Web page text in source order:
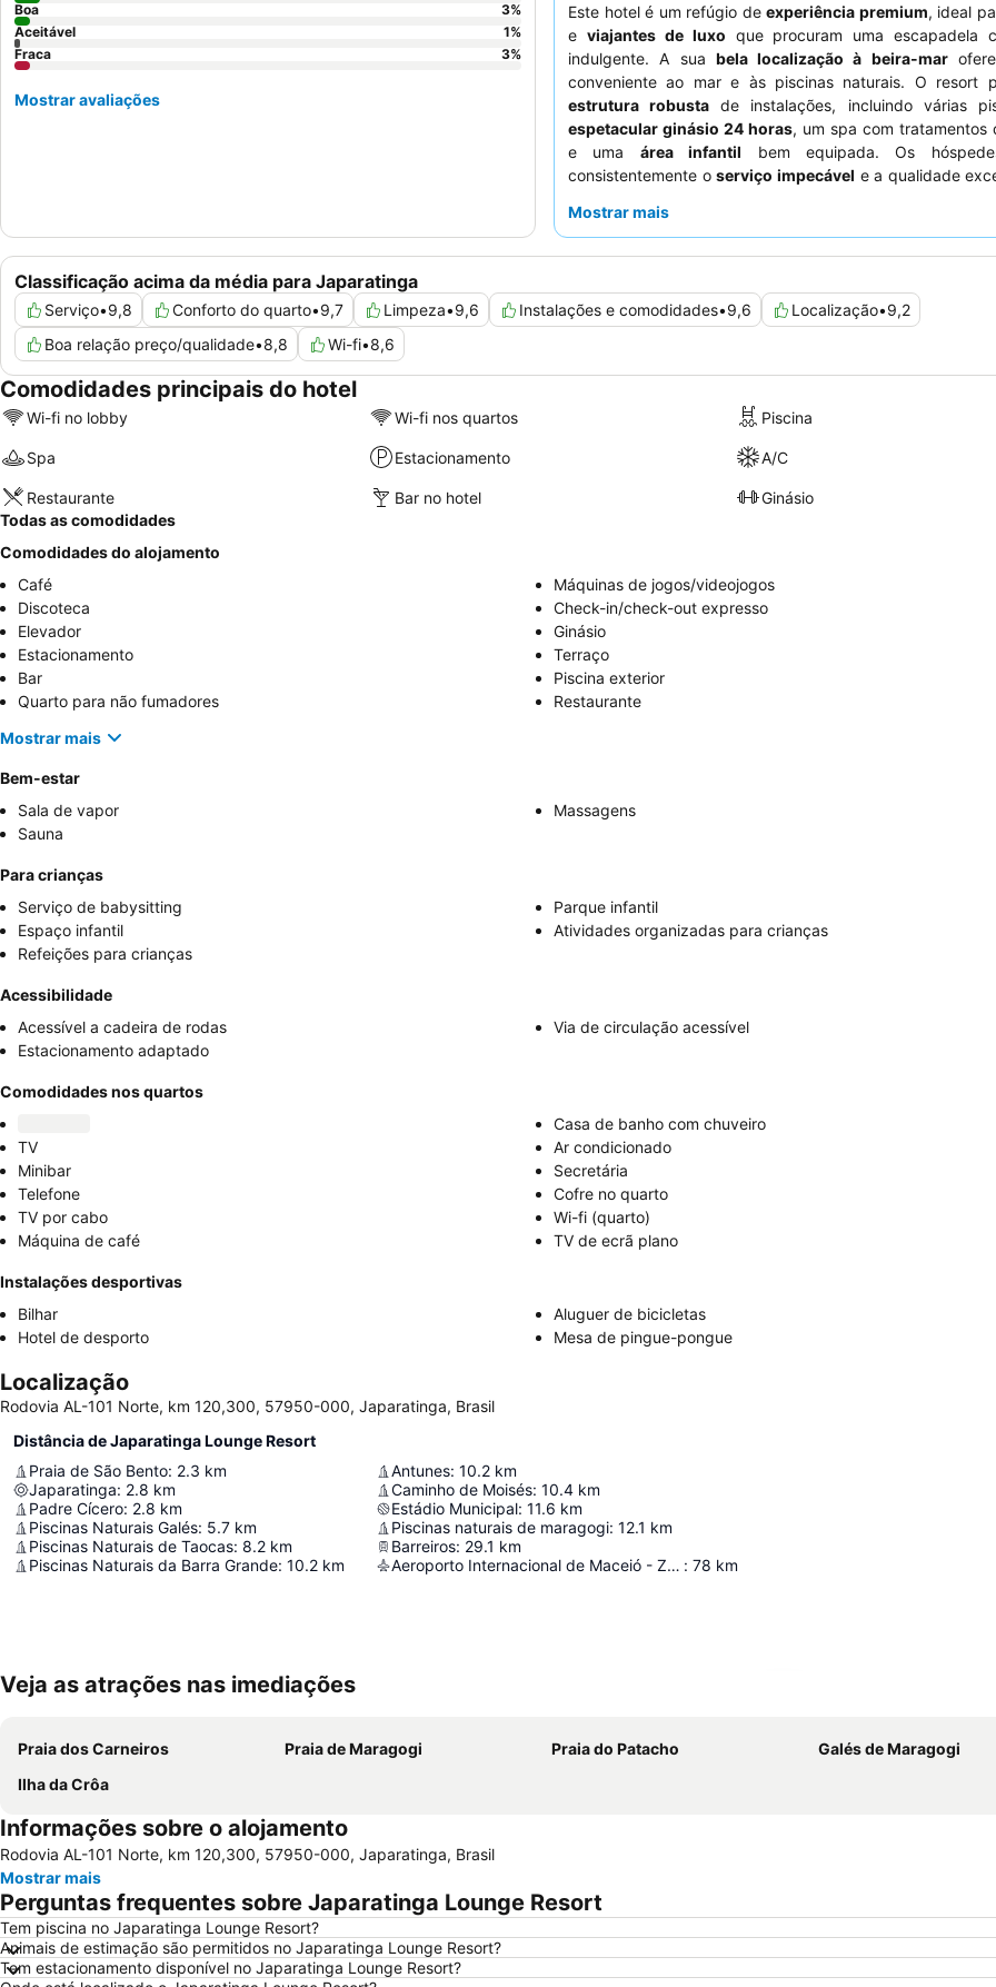
Este hotel é um refúgio de experiência premium, ideal
e viajantes de luxo que procuram uma escapadela
indulgente. A sua bela localização à beira-mar
conveniente ao mar e às piscinas naturais. O resort
estrutura robusta de instalações, incluindo várias
espetacular ginásio 24 horas, um spa com tratamentos
e uma área infantil bem equipada. Os
consistentemente oserviço impecável e a qualidade
e bebidas bem preparadas. Para uma estadia melhorada,
Mostrar mais
Classificação acima da média para Japaratinga
Serviço•9,8 Conforto do quarto•9,7 Limpeza•9,6 Instalações e comodidades•9,6 Localização•9,2
Boa relação preço/qualidade•8,8 Wi-fi•8,6
Boa
3%
Aceitável
1%
Fraca
3%
Mostrar avaliações
Comodidades principais do hotel
Wi-fi no lobby Wi-fi nos quartos Piscina
Spa Estacionamento A/C
Restaurante Bar no hotel
Ginásio
Todas as comodidades
Comodidades do alojamento
Café
Máquinas de jogos/videojogos
Discoteca
Check-in/check-out expresso
Elevador
Ginásio
Estacionamento
Terraço
Bar
Piscina exterior
Quarto para não fumadores
Restaurante
Mostrar mais
Bem-estar
Sala de vapor
Massagens
Sauna
Para crianças
Serviço de babysitting
Parque infantil
Espaço infantil
Atividades organizadas para crianças
Refeições para crianças
Acessibilidade
Acessível a cadeira de rodas
Via de circulação acessível
Estacionamento adaptado
Comodidades nos quartos
Casa de banho com chuveiro
TV
Ar condicionado
Minibar
Secretária
Telefone
Cofre no quarto
TV por cabo
Wi-fi (quarto)
Máquina de café
TV de ecrã plano
Instalações desportivas
Bilhar
Aluguer de bicicletas
Hotel de desporto
Mesa de pingue-pongue
Localização
Rodovia AL-101 Norte, km 120,300, 57950-000, Japaratinga, Brasil
Distância de Japaratinga Lounge Resort
Praia de São Bento: 2.3 km
Japaratinga: 2.8 km
Padre Cícero: 2.8 km
Piscinas Naturais Galés: 5.7 km
Piscinas Naturais de Taocas: 8.2 km
Piscinas Naturais da Barra Grande: 10.2 km
Antunes: 10.2 km
Caminho de Moisés: 10.4 km
Estádio Municipal: 11.6 km
Piscinas naturais de maragogi: 12.1 km
Barreiros: 29.1 km
Aeroporto Internacional de Maceió - Zumbi dos Palmares : 78 km
Veja as atrações nas imediações
Praia dos Carneiros Praia de Maragogi Praia do Patacho
Galés de Maragogi
Ilha da Crôa
Informações sobre o alojamento
Rodovia AL-101 Norte, km 120,300, 57950-000, Japaratinga, Brasil
Mostrar mais
Perguntas frequentes sobre Japaratinga Lounge Resort
Tem piscina no Japaratinga Lounge Resort?
Animais de estimação são permitidos no Japaratinga Lounge Resort?
Tem estacionamento disponível no Japaratinga Lounge Resort?